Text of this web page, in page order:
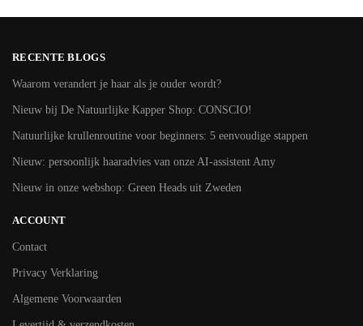
RECENTE BLOGS
Waarom verandert je haar als je ouder wordt?
Nieuw bij De Natuurlijke Kapper Shop: CONSCIO!
Natuurlijke krullenroutine voor beginners: 5 eenvoudige stappen
Nieuw: persoonlijk haaradvies van onze AI-assistent Amy
Nieuw in onze webshop: Green Heads uit Zweden
ACCOUNT
Contact
Privacy Verklaring
Algemene Voorwaarden